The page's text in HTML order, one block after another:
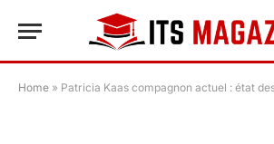
Home » Patricia Kaas compagnon actuel : état des lieux